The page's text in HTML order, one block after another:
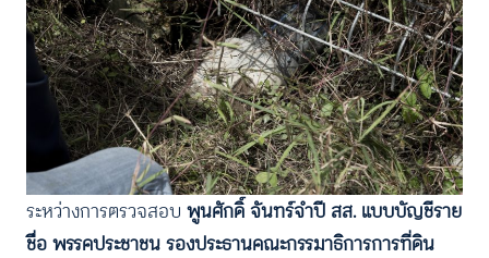
ระหว่างการตรวจสอบ พูนศักดิ์ จันทร์จำปี สส. แบบบัญชีราย
ชื่อ พรรคประชาชน รองประธานคณะกรรมาธิการการที่ดิน